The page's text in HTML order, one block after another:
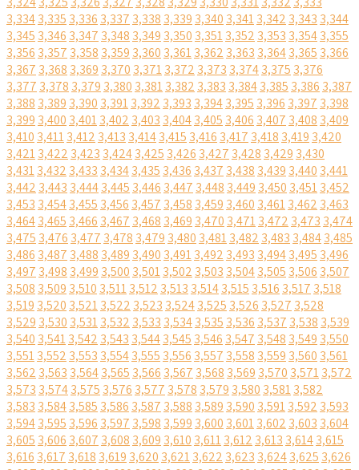
3,3343,335 3,336 3,337 3,338 3,339 3,340 3,3413,342 3,343 3,344
3,345 3,346 3,347 3,348 3,349 3,350 3,3513,352 3,353 3,3543,355
3,356 3,357 3,358 3,359 3,360 3,3613,362 3,363 3,3643,365 3,366
3,367 3,368 3,369 3,370 3,3713,372 3,373 3,3743,375 3,376
3,377 3,378 3,379 3,380 3,3813,382 3,383 3,3843,385 3,386 3,387
3,388 3,389 3,390 3,3913,392 3,393 3,3943,395 3,396 3,397 3,398
3,399 3,400 3,4013,402 3,403 3,4043,405 3,406 3,407 3,408 3,409
3,410 3,4113,412 3,413 3,4143,415 3,416 3,417 3,418 3,419 3,420
3,4213,422 3,423 3,4243,425 3,426 3,427 3,428 3,429 3,430
3,4313,432 3,433 3,4343,435 3,436 3,437 3,438 3,439 3,440 3,441
3,442 3,443 3,4443,445 3,446 3,447 3,448 3,449 3,450 3,4513,452
3,453 3,4543,455 3,456 3,457 3,458 3,459 3,460 3,4613,462 3,463
3,4643,465 3,466 3,467 3,468 3,469 3,470 3,4713,472 3,473 3,474
3,475 3,476 3,477 3,478 3,479 3,480 3,4813,482 3,483 3,4843,485
3,486 3,487 3,488 3,489 3,490 3,4913,492 3,493 3,4943,495 3,496
3,497 3,498 3,499 3,500 3,5013,502 3,503 3,5043,505 3,506 3,507
3,508 3,509 3,510 3,5113,512 3,513 3,5143,515 3,516 3,517 3,518
3,519 3,520 3,5213,522 3,523 3,5243,525 3,526 3,527 3,528
3,529 3,530 3,5313,532 3,533 3,5343,535 3,536 3,537 3,538 3,539
3,540 3,5413,542 3,543 3,5443,545 3,546 3,547 3,548 3,549 3,550
3,5513,552 3,553 3,5543,555 3,556 3,557 3,558 3,559 3,560 3,561
3,562 3,563 3,5643,565 3,566 3,567 3,568 3,569 3,570 3,5713,572
3,573 3,5743,575 3,576 3,577 3,578 3,579 3,580 3,5813,582
3,583 3,5843,585 3,586 3,587 3,588 3,589 3,590 3,5913,592 3,593
3,5943,595 3,596 3,597 3,598 3,599 3,600 3,6013,602 3,603 3,604
3,605 3,606 3,607 3,608 3,609 3,610 3,6113,612 3,613 3,6143,615
3,616 3,617 3,618 3,619 3,620 3,6213,622 3,623 3,6243,625 3,626